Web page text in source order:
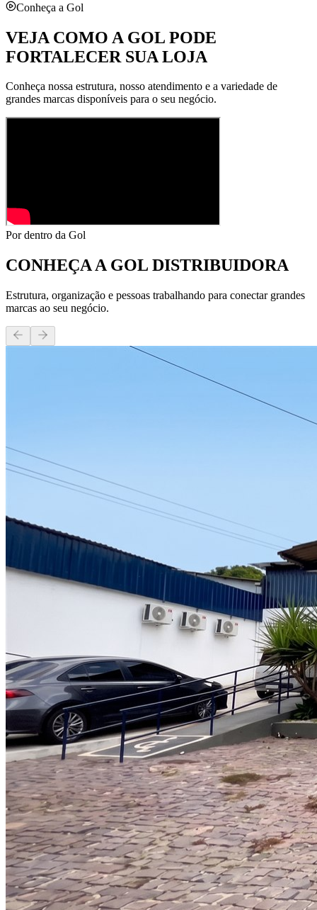
Conheça a Gol
VEJA COMO A GOL PODE
FORTALECER SUA LOJA
Conheça nossa estrutura, nosso atendimento e a variedade de
grandes marcas disponíveis para o seu negócio.
Por dentro da Gol
CONHEÇA AGOL DISTRIBUIDORA
Estrutura, organização e pessoas trabalhando para conectar grandes
marcas ao seu negócio.